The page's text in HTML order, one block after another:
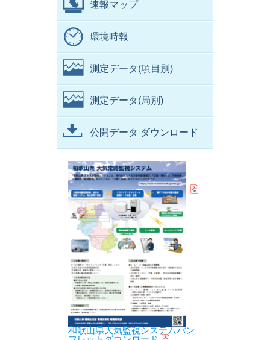
速報マップ
環境時報
測定データ(項目別)
測定データ(局別)
公開データ ダウンロード
和歌山県大気監視システムパン